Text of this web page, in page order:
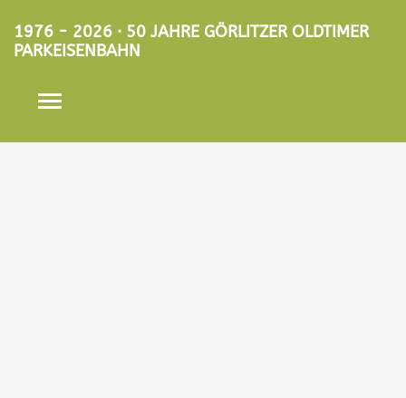
1976 - 2026 · 50 JAHRE GÖRLITZER OLDTIMER
PARKEISENBAHN